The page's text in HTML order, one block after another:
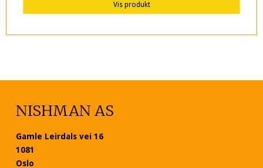
Vis produkt
NISHMAN AS
Gamle Leirdals vei 16
1081
Oslo